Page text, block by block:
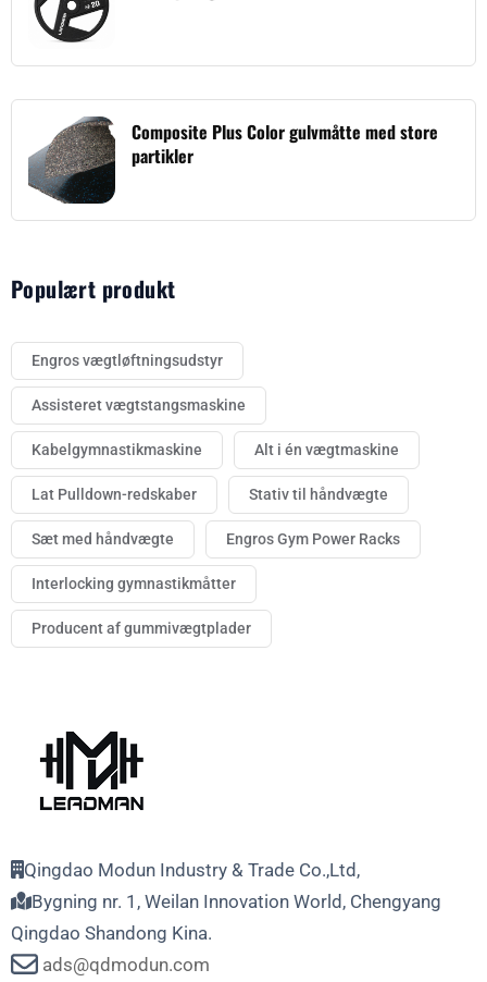
Composite Plus Color gulvmåtte med store
partikler
Populært produkt
Engros vægtløftningsudstyr
Assisteret vægtstangsmaskine
Kabelgymnastikmaskine Alt i én vægtmaskine
Lat Pulldown-redskaber Stativ til håndvægte
Sæt med håndvægte Engros Gym Power Racks
Interlocking gymnastikmåtter
Producent af gummivægtplader
Qingdao Modun Industry & Trade Co.,Ltd,
Bygning nr. 1, Weilan Innovation World, Chengyang
Qingdao Shandong Kina.
ads@qdmodun.com